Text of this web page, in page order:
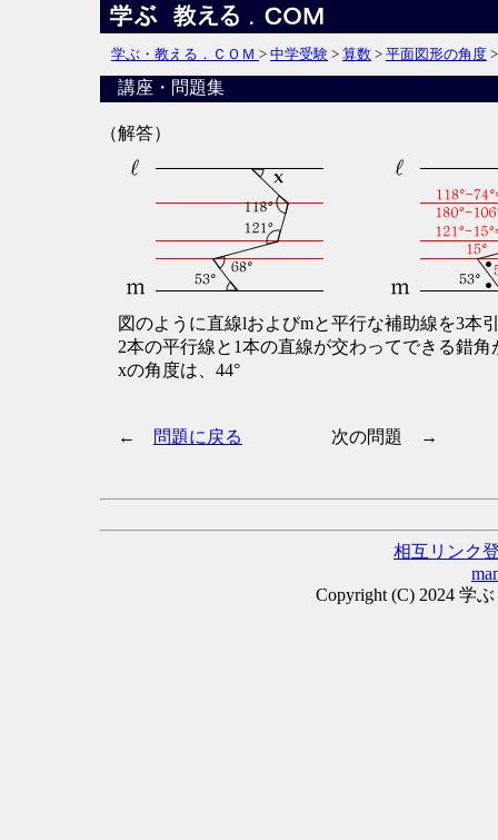
学ぶ・教える．ＣＯＭ > 中学受験 > 算数 > 平面図形の角度
講座・問題集
（解答）
図のように直線lおよびmと平行な補助線を3本
2本の平行線と1本の直線が交わってできる錯
xの角度は、44°
← 問題に戻る 次の問題 →
相互リンク
Copyright (C) 2024 学